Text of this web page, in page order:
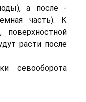
а после -
часть). К
поверхностной
расти после
севооборота